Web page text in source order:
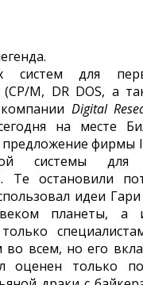
систем для
M, DR DOS, а
Digital
на месте
фирмы
системы для
Те остановили
идеи
планеты, а
всем, но его
оценен только